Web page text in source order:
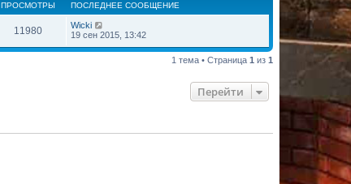
ПРОСМОТРЫ ПОСЛЕДНЕЕ СООБЩЕНИЕ
11980
Wicki
19 сен 2015, 13:42
1 тема • Страница 1 из 1
Перейти